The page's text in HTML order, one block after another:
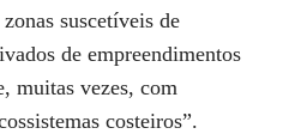
suscetíveis de
de empreendimentos
muitas vezes, com
costeiros”.